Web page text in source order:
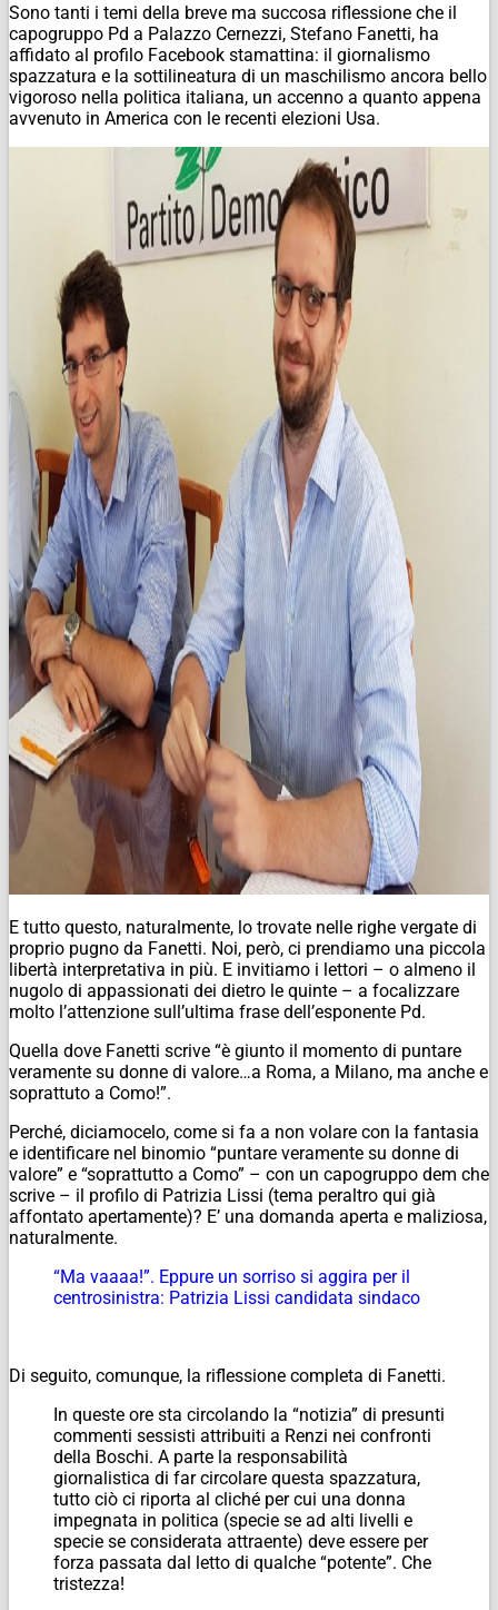
Sono tanti i temi della breve ma succosa riflessione che il
capogruppo Pd a Palazzo Cernezzi, Stefano Fanetti, ha
affidato al profilo Facebook stamattina: il giornalismo
spazzatura e la sottilineatura di un maschilismo ancora bello
vigoroso nella politica italiana, un accenno a quanto appena
avvenuto in America con le recenti elezioni Usa.
E tutto questo, naturalmente, lo trovate nelle righe vergate di
proprio pugno da Fanetti. Noi, però, ci prendiamo una piccola
libertà interpretativa in più. E invitiamo i lettori – o almeno il
nugolo di appassionati dei dietro le quinte – a focalizzare
molto l’attenzione sull’ultima frase dell’esponente Pd.
Quella dove Fanetti scrive “è giunto il momento di puntare
veramente su donne di valore…a Roma, a Milano, ma anche e
soprattuto a Como!”.
Perché, diciamocelo, come si fa a non volare con la fantasia
e identificare nel binomio “puntare veramente su donne di
valore” e “soprattutto a Como” – con un capogruppo dem che
scrive – il profilo di Patrizia Lissi (tema peraltro qui già
affontato apertamente)? E’ una domanda aperta e maliziosa,
naturalmente.
“Ma vaaaa!”. Eppure un sorriso si aggira per il
centrosinistra: Patrizia Lissi candidata sindaco
Di seguito, comunque, la riflessione completa di Fanetti.
In queste ore sta circolando la “notizia” di presunti
commenti sessisti attribuiti a Renzi nei confronti
della Boschi. A parte la responsabilità
giornalistica di far circolare questa spazzatura,
tutto ciò ci riporta al cliché per cui una donna
impegnata in politica (specie se ad alti livelli e
specie se considerata attraente) deve essere per
forza passata dal letto di qualche “potente”. Che
tristezza!